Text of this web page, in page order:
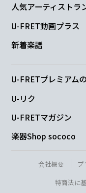
人気アーティストラ
U-FRET動画プラス
新着楽譜
U-FRETプレミアム
U-リク
U-FRETマガジン
楽器Shop sococo
会社概要 プ
特商法に